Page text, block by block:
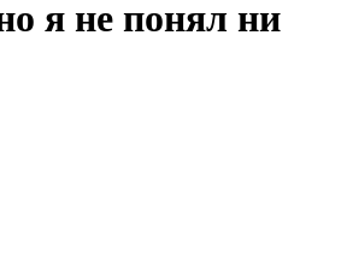
я не понял ни